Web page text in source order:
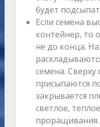
будет
Если семена
контейнер, то
не до конца.
семена.
присыпаются
закрывается
светлое,
проращивания.